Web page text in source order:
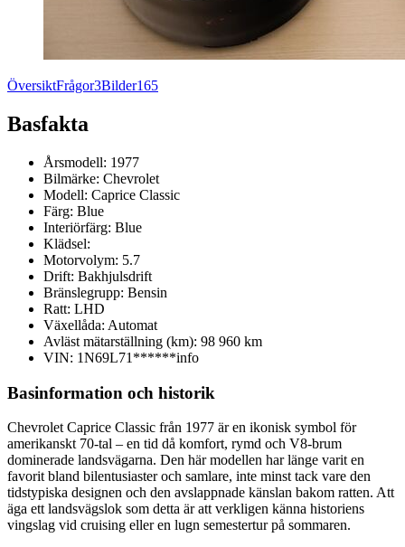
ÖversiktFrågor3Bilder165
Basfakta
Årsmodell: 1977
Bilmärke: Chevrolet
Modell: Caprice Classic
Färg: Blue
Interiörfärg: Blue
Klädsel:
Motorvolym: 5.7
Drift: Bakhjulsdrift
Bränslegrupp: Bensin
Ratt: LHD
Växellåda: Automat
Avläst mätarställning (km): 98 960 km
VIN: 1N69L71******info
Basinformation och historik
Chevrolet Caprice Classic från 1977 är en ikonisk symbol för
amerikanskt 70-tal – en tid då komfort, rymd och V8-brum
dominerade landsvägarna. Den här modellen har länge varit en
favorit bland bilentusiaster och samlare, inte minst tack vare den
tidstypiska designen och den avslappnade känslan bakom ratten. Att
äga ett landsvägslok som detta är att verkligen känna historiens
vingslag vid cruising eller en lugn semestertur på sommaren.